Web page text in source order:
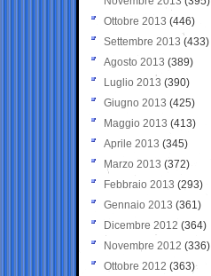
Ottobre 2013 (446)
Settembre 2013 (433)
Agosto 2013 (389)
Luglio 2013 (390)
Giugno 2013 (425)
Maggio 2013 (413)
Aprile 2013 (345)
Marzo 2013 (372)
Febbraio 2013 (293)
Gennaio 2013 (361)
Dicembre 2012 (364)
Novembre 2012 (336)
Ottobre 2012 (363)